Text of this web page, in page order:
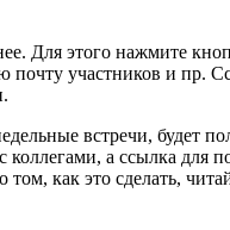
Для этого нажмите
участников и пр.
встречи, будет
а ссылка для
как это сделать,